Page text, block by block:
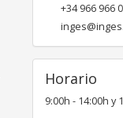
+34 966 966
Horario
9:00h - 14:00h y